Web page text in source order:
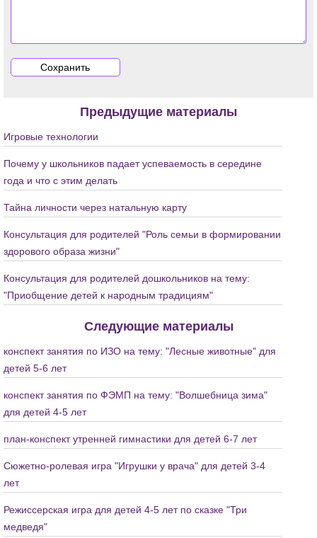
Предыдущие материалы
Игровые технологии
Почему у школьников падает успеваемость в середине
года и что с этим делать
Тайна личности через натальную карту
Консультация для родителей "Роль семьи в формировании
здорового образа жизни"
Консультация для родителей дошкольников на тему:
"Приобщение детей к народным традициям"
Следующие материалы
конспект занятия по ИЗО на тему: "Лесные животные" для
детей 5-6 лет
конспект занятия по ФЭМП на тему: "Волшебница зима"
для детей 4-5 лет
план-конспект утренней гимнастики для детей 6-7 лет
Сюжетно-ролевая игра "Игрушки у врача" для детей 3-4
лет
Режиссерская игра для детей 4-5 лет по сказке "Три
медведя"